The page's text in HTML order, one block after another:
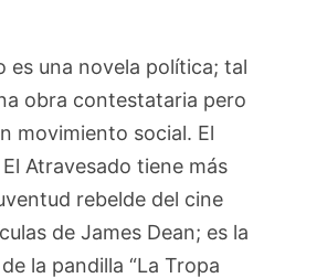
es una novela política; tal
obra contestataria pero
movimiento social. El
Atravesado tiene más
rebelde del cine
de James Dean; es la
la pandilla “La Tropa